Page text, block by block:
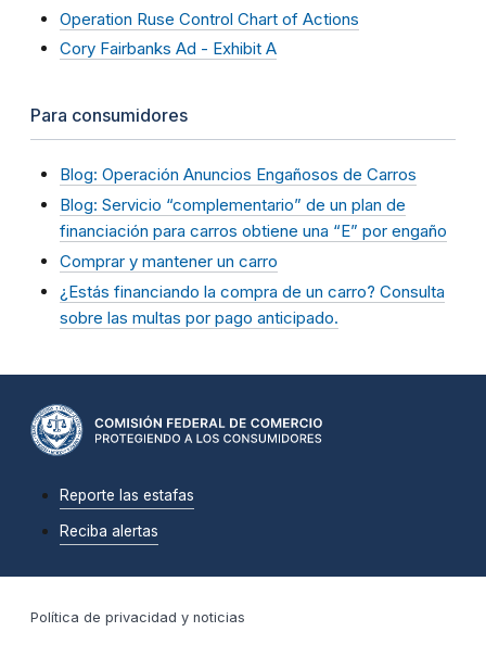
Operation Ruse Control Chart of Actions
Cory Fairbanks Ad - Exhibit A
Para consumidores
Blog: Operación Anuncios Engañosos de Carros
Blog: Servicio “complementario” de un plan de
financiación para carros obtiene una “E” por engaño
Comprar y mantener un carro
¿Estás financiando la compra de un carro? Consulta
sobre las multas por pago anticipado.
Reporte las estafas
Reciba alertas
Política de privacidad y noticias